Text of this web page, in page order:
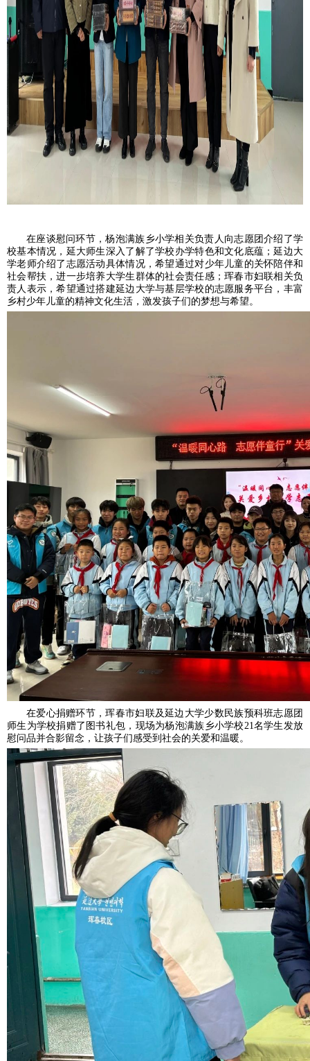
在座谈慰问环节，杨泡满族乡小学相关负责人向志愿团介绍了学
校基本情况，延大师生深入了解了学校办学特色和文化底蕴；延边大
学老师介绍了志愿活动具体情况，希望通过对少年儿童的关怀陪伴和
社会帮扶，进一步培养大学生群体的社会责任感；珲春市妇联相关负
责人表示，希望通过搭建延边大学与基层学校的志愿服务平台，丰富
乡村少年儿童的精神文化生活，激发孩子们的梦想与希望。
在爱心捐赠环节，珲春市妇联及延边大学少数民族预科班志愿团
师生为学校捐赠了图书礼包，现场为杨泡满族乡小学校21名学生发放
慰问品并合影留念，让孩子们感受到社会的关爱和温暖。